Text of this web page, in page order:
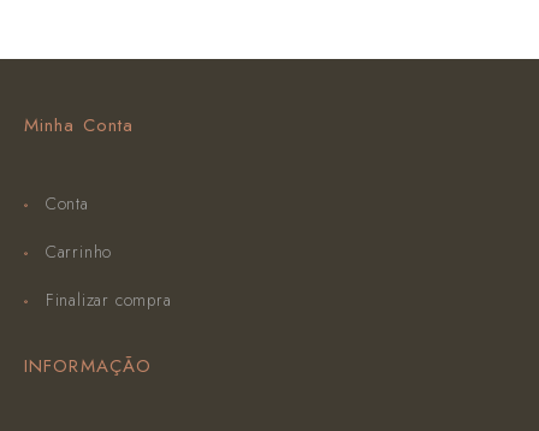
Minha Conta
Conta
Carrinho
Finalizar compra
INFORMAÇÃO